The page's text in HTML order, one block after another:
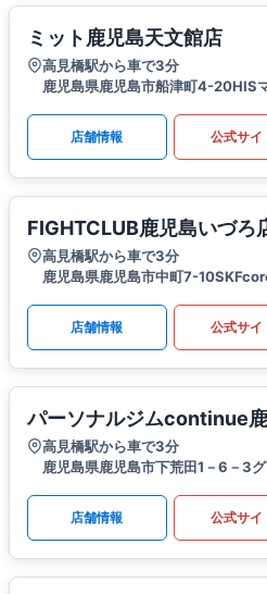
ミット鹿児島天文館店
高見橋駅から車で3分
鹿児島県鹿児島市船津町4-20HIS
店舗情報 公式サイ
FIGHTCLUB鹿児島いづろ
高見橋駅から車で3分
鹿児島県鹿児島市中町7-
店舗情報 公式サイ
パーソナルジムcontinue
高見橋駅から車で3分
鹿児島県鹿児島市下荒田1－6－3
店舗情報 公式サイ